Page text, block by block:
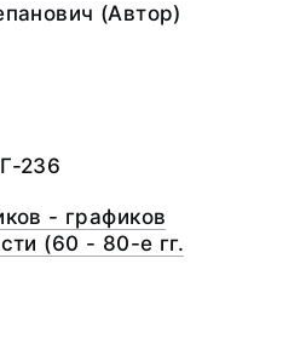
(Автор)
236
- графиков
(60 - 80-е гг.